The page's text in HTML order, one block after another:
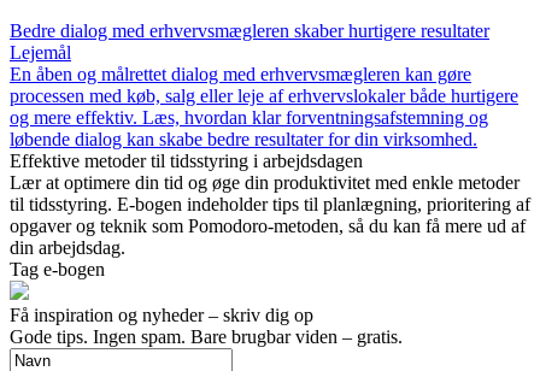
Bedre dialog med erhvervsmægleren skaber hurtigere resultater
Lejemål
En åben og målrettet dialog med erhvervsmægleren kan gøre
processen med køb, salg eller leje af erhvervslokaler både hurtigere
og mere effektiv. Læs, hvordan klar forventningsafstemning og
løbende dialog kan skabe bedre resultater for din virksomhed.
Effektive metoder til tidsstyring i arbejdsdagen
Lær at optimere din tid og øge din produktivitet med enkle metoder
til tidsstyring. E-bogen indeholder tips til planlægning, prioritering af
opgaver og teknik som Pomodoro-metoden, så du kan få mere ud af
din arbejdsdag.
Tag e-bogen
Få inspiration og nyheder – skriv dig op
Gode tips. Ingen spam. Bare brugbar viden – gratis.